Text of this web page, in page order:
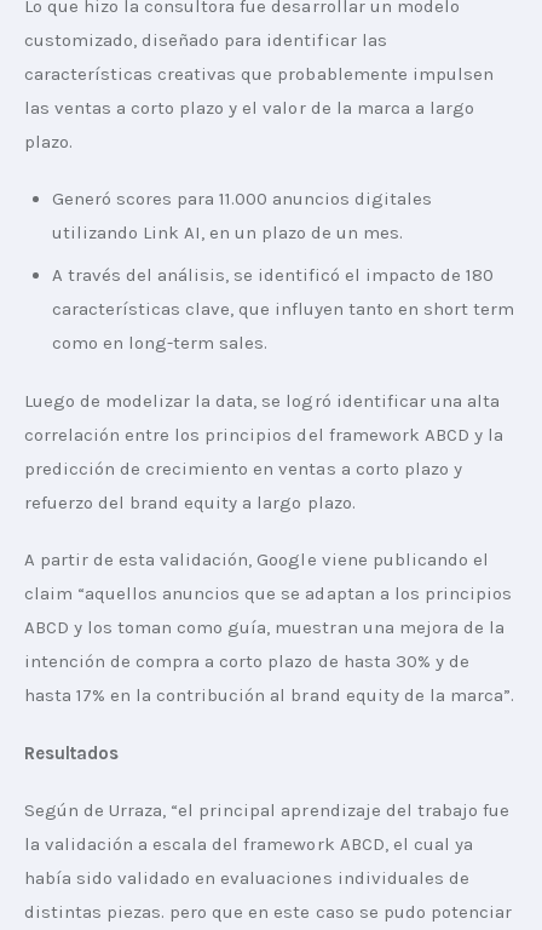
Lo que hizo la consultora fue desarrollar un modelo
customizado, diseñado para identificar las
características creativas que probablemente impulsen
las ventas a corto plazo y el valor de la marca a largo
plazo.
Generó scores para 11.000 anuncios digitales
utilizando Link AI, en un plazo de un mes.
A través del análisis, se identificó el impacto de 180
características clave, que influyen tanto en short term
como en long-term sales.
Luego de modelizar la data, se logró identificar una alta
correlación entre los principios del framework ABCD y la
predicción de crecimiento en ventas a corto plazo y
refuerzo del brand equity a largo plazo.
A partir de esta validación, Google viene publicando el
claim “aquellos anuncios que se adaptan a los principios
ABCD y los toman como guía, muestran una mejora de la
intención de compra a corto plazo de hasta 30% y de
hasta 17% en la contribución al brand equity de la marca”.
Resultados
Según de Urraza, “el principal aprendizaje del trabajo fue
la validación a escala del framework ABCD, el cual ya
había sido validado en evaluaciones individuales de
distintas piezas. pero que en este caso se pudo potenciar